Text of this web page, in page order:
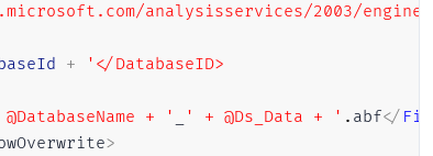
analysisservices/2003/engine">
+
'</DatabaseID>
+ '
' + @Ds_Data + ' . abf</ File
>